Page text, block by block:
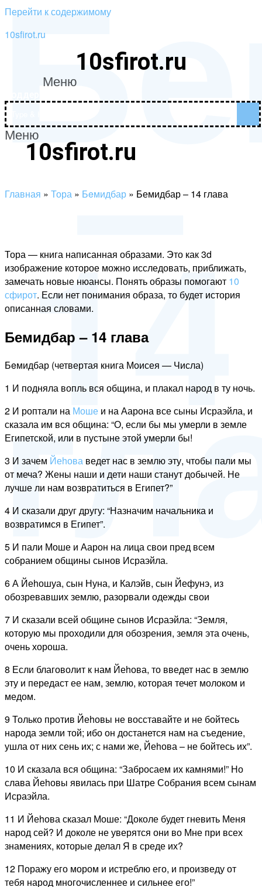
Перейти к содержимому
10sfirot.ru
10sfirot.ru
Меню
Меню
10sfirot.ru
Главная » Тора » Бeмидбар » Бемидбар – 14 глава
Тора — книга написанная образами. Это как 3d
изображение которое можно исследовать, приближать,
замечать новые нюансы. Понять образы помогают 10
сфирот. Если нет понимания образа, то будет история
описанная словами.–
14
Бемидбар – 14 глава
Бeмидбар (четвертая книга Моисея — Числа)
1 И подняла вопль вся община, и плакал народ в ту ночь.
2 И роптали на Моше и на Аарона все сыны Исраэйла, и
сказала им вся община: “О, если бы мы умерли в земле
Египетской, или в пустыне этой умерли бы!
3 И зачем Йеhова ведет нас в землю эту, чтобы пали мы
от меча? Жены наши и дети наши станут добычей. Не
лучше ли нам возвратиться в Египет?”
4 И сказали друг другу: “Назначим начальника и
возвратимся в Египет”.
5 И пали Моше и Аарон на лица свои пред всем
собранием общины сынов Исраэйла.
6 А Йеhошуа, сын Нуна, и Калэйв, сын Йефунэ, из
обозревавших землю, разорвали одежды свои
7 И сказали всей общине сынов Исраэйла: “Земля,
которую мы проходили для обозрения, земля эта очень,
очень хороша.
8 Если благоволит к нам Йеhова, то введет нас в землю
эту и передаст ее нам, землю, которая течет молоком и
медом.
9 Только против Йеhовы не восставайте и не бойтесь
народа земли той; ибо он достанется нам на съедение,
ушла от них сень их; с нами же, Йеhова – не бойтесь их”.
10 И сказала вся община: “Забросаем их камнями!” Но
слава Йеhовы явилась при Шатре Собрания всем сынам
Исраэйла.
11 И Йеhова сказал Моше: “Доколе будет гневить Меня
народ сей? И доколе не уверятся они во Мне при всех
знамениях, которые делал Я в среде их?
12 Поражу его мором и истреблю его, и произведу от
тебя народ многочисленнее и сильнее его!”